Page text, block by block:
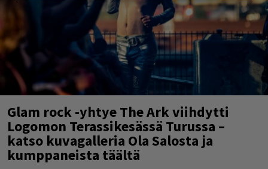
Glam rock -yhtye The Ark viihdytti
Logomon Terassikesässä Turussa –
katso kuvagalleria Ola Salosta ja
kumppaneista täältä